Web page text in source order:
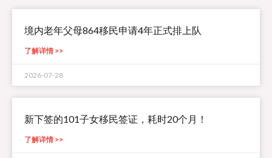
境内老年父母864移民申请4年正式排上队
了解详情 >>
2026-07-28
新下签的101子女移民签证，耗时20个月！
了解详情 >>